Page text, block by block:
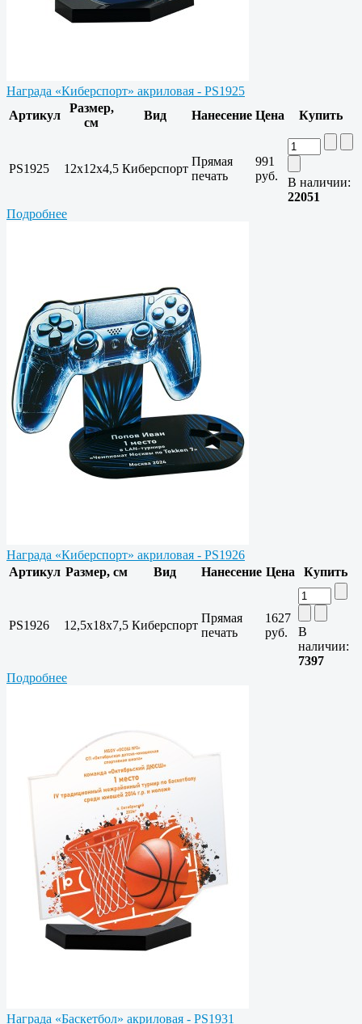
Награда «Киберспорт» акриловая - PS1925
Артикул
Размер,
см
Вид Нанесение Цена Купить
PS1925 12х12х4,5 Киберспорт
Прямая
печать
991
руб.
В наличии:
22051
Подробнее
Награда «Киберспорт» акриловая - PS1926
Артикул Размер, см Вид Нанесение Цена Купить
PS1926 12,5х18х7,5 Киберспорт
Прямая
печать
1627
руб.
В
наличии:
7397
Подробнее
Награда «Баскетбол» акриловая - PS1931